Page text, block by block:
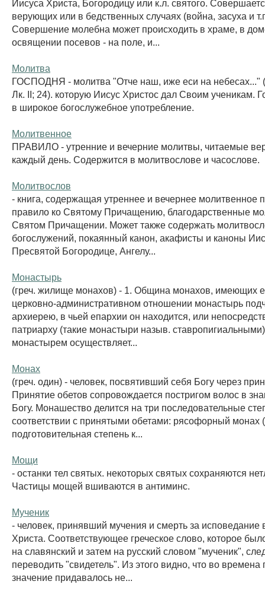
Иисуса Христа, Богородицу или к.л. святого.
верующих или в бедственных случаях (война, засуха и
Совершение молебна может происходить в храме, в
освящении посевов - на поле, и...
Молитва
ГОСПОДНЯ - молитва "Отче наш, иже еси на небесах..."
Лк. II; 24). которую Иисус Христос дал Своим ученикам.
в широкое богослужебное употребление.
Молитвенное
ПРАВИЛО - утренние и вечерние молитвы, читаемые
каждый день. Содержится в молитвослове и часослове.
Молитвослов
- книга, содержащая утреннее и вечернее молитвенное
правило ко Святому Причащению, благодарственные
Святом Причащении. Может также содержать
богослужений, покаянный канон, акафисты и каноны
Пресвятой Богородице, Ангелу...
Монастырь
(греч. жилище монахов) - 1. Община монахов, имеющих
церковно-административном отношении монастырь
архиерею, в чьей епархии он находится, или
патриарху (такие монастыри назыв.
монастырем осуществляет...
Монах
(греч. один) - человек, посвятивший себя Богу через
Принятие обетов сопровождается постригом волос в
Богу. Монашество делится на три последовательные
соответствии с принятыми обетами: рясофорный монах
подготовительная степень к...
Мощи
- останки тел святых. некоторых святых сохраняются
Частицы мощей вшиваются в антиминс.
Мученик
- человек, принявший мучения и смерть за исповедание
Христа. Соответствующее греческое слово, которое
на славянский и затем на русский словом "мученик",
переводить "свидетель". Из этого видно, что во времена
значение придавалось не...